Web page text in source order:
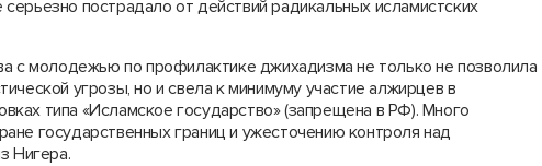
пострадало от действий радикальных исламистских
с молодежью по профилактике джихадизма не только не позволила
угрозы, но и свела к минимуму участие алжирцев в
типа «Исламское государство» (запрещена в РФ). Много
государственных границ и ужесточению контроля над
Нигера.